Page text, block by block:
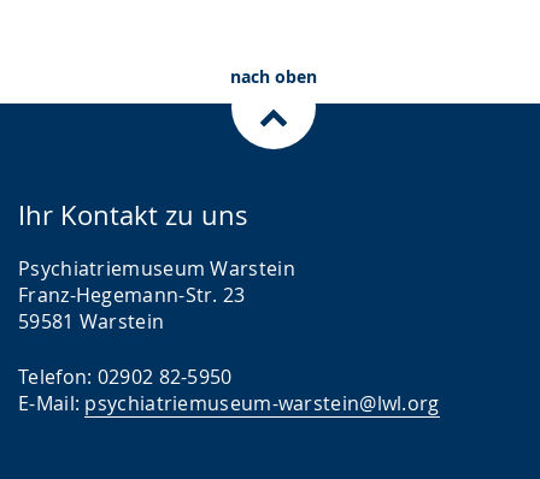
nach oben
Ihr Kontakt zu uns
Psychiatriemuseum Warstein
Franz-Hegemann-Str. 23
59581 Warstein
Telefon: 02902 82-5950
E-Mail: psychiatriemuseum-warstein@lwl.org